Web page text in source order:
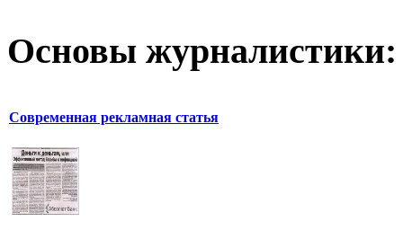
Основы журналистики:
Современная рекламная статья